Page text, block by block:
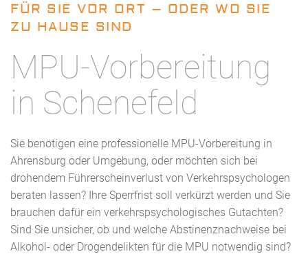
FÜR SIE VOR ORT – ODER WO SIE
ZU HAUSE SIND
MPU-Vorbereitung
in Schenefeld
Sie benötigen eine professionelle MPU-Vorbereitung in
Ahrensburg oder Umgebung, oder möchten sich bei
drohendem Führerscheinverlust von Verkehrspsychologen
beraten lassen? Ihre Sperrfrist soll verkürzt werden und Sie
brauchen dafür ein verkehrspsychologisches Gutachten?
Sind Sie unsicher, ob und welche Abstinenznachweise bei
Alkohol- oder Drogendelikten für die MPU notwendig sind?